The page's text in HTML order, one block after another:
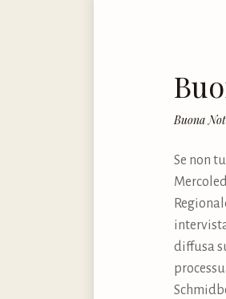
Buona
Se non
diffusa